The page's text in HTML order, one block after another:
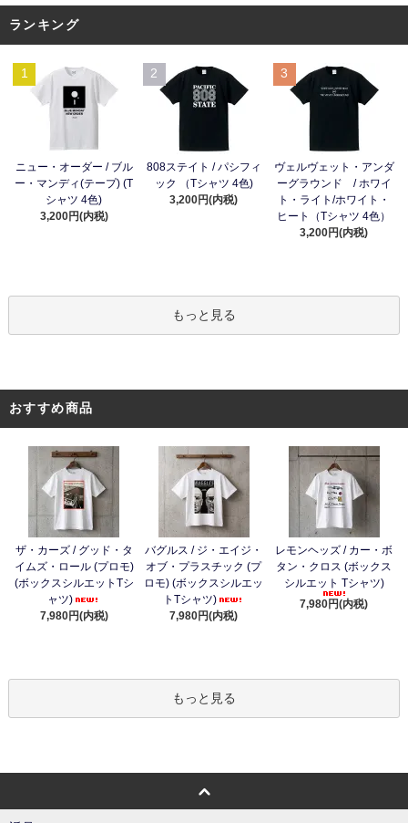
ランキング
1
ニュー・オーダー / ブル
ー・マンディ(テープ) (T
シャツ 4色)
3,200円(内税)
2
808ステイト / パシフィ
ック （Tシャツ 4色)
3,200円(内税)
3
ヴェルヴェット・アンダ
ーグラウンド / ホワイ
ト・ライト/ホワイト・
ヒート（Tシャツ 4色）
3,200円(内税)
もっと見る
おすすめ商品
ザ・カーズ / グッド・タ
イムズ・ロール (プロモ)
(ボックスシルエットTシ
ャツ)
7,980円(内税)
バグルス / ジ・エイジ・
オブ・プラスチック (プ
ロモ) (ボックスシルエッ
トTシャツ)
7,980円(内税)
レモンヘッズ / カー・ボ
タン・クロス (ボックス
シルエット Tシャツ)
7,980円(内税)
もっと見る